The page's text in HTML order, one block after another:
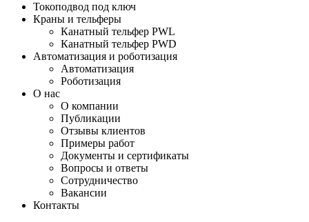
Токоподвод под ключ
Краны и тельферы
Канатный тельфер PWL
Канатный тельфер PWD
Автоматизация и роботизация
Автоматизация
Роботизация
О нас
О компании
Публикации
Отзывы клиентов
Примеры работ
Документы и сертификаты
Вопросы и ответы
Сотрудничество
Вакансии
Контакты